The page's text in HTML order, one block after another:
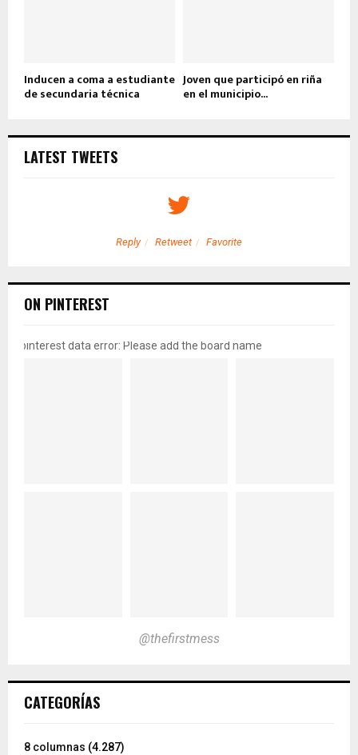
Inducen a coma a estudiante
de secundaria técnica
Joven que participó en riña
en el municipio...
LATEST TWEETS
Reply Retweet Favorite
ON PINTEREST
pinterest data error: Please add the board name
@thefirstmess
CATEGORÍAS
8 columnas (4.287)